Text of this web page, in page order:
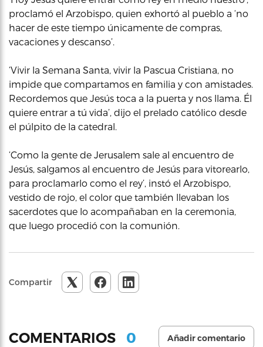
proclamó el Arzobispo, quien exhortó al pueblo a ‘no
hacer de este tiempo únicamente de compras,
vacaciones y descanso’.
‘Vivir la Semana Santa, vivir la Pascua Cristiana, no
impide que compartamos en familia y con amistades.
Recordemos que Jesús toca a la puerta y nos llama. Él
quiere entrar a tú vida’, dijo el prelado católico desde
el púlpito de la catedral.
‘Como la gente de Jerusalem sale al encuentro de
Jesús, salgamos al encuentro de Jesús para vitorearlo,
para proclamarlo como el rey’, instó el Arzobispo,
vestido de rojo, el color que también llevaban los
sacerdotes que lo acompañaban en la ceremonia,
que luego procedió con la comunión.
Compartir
COMENTARIOS 0 Añadir comentario